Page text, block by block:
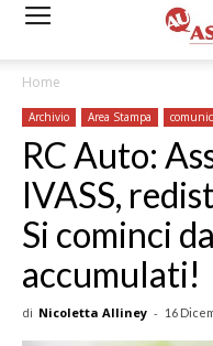
Home
Archivio Area Stampa
RC Auto:
IVASS,
Si cominci
accumulati!
di Nicoletta Alliney - 16